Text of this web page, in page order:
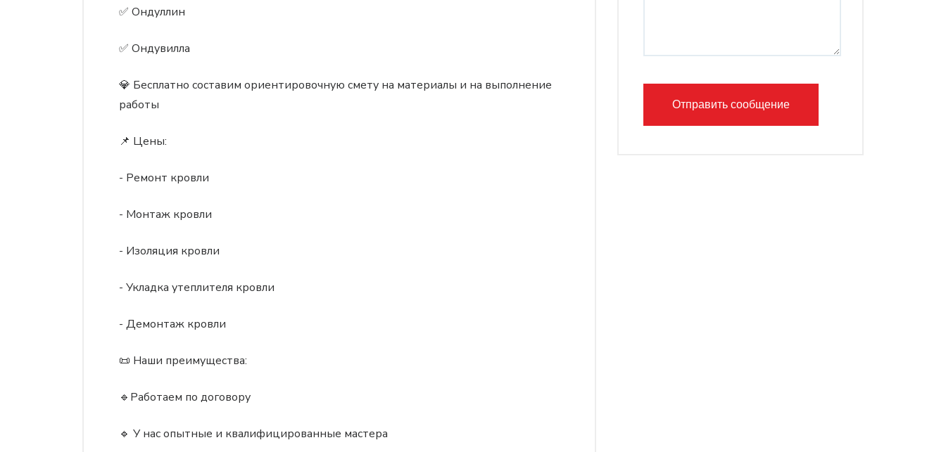
✅ Ондуллин
✅ Ондувилла
💎 Бесплатно составим ориентировочную смету на материалы и на выполнение
работы
📌 Цены:
- Ремонт кровли
- Монтаж кровли
- Изоляция кровли
- Укладка утеплителя кровли
- Демонтаж кровли
📜 Наши преимущества:
🔹Работаем по договору
🔹 У нас опытные и квалифицированные мастера
Отправить сообщение